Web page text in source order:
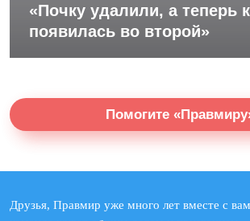
«Почку удалили, а теперь
появилась во второй»
Помогите
Друзья, Правмир уже много лет вместе с